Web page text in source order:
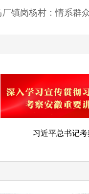
岗杨村：情系群众贺新春
总书记考察安徽